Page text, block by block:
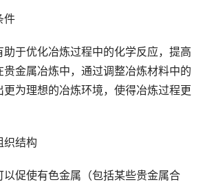
于优化冶炼过程中的化学反应，提高
金属冶炼中，通过调整冶炼材料中的
为理想的冶炼环境，使得冶炼过程更
结构
促使有色金属（包括某些贵金属合